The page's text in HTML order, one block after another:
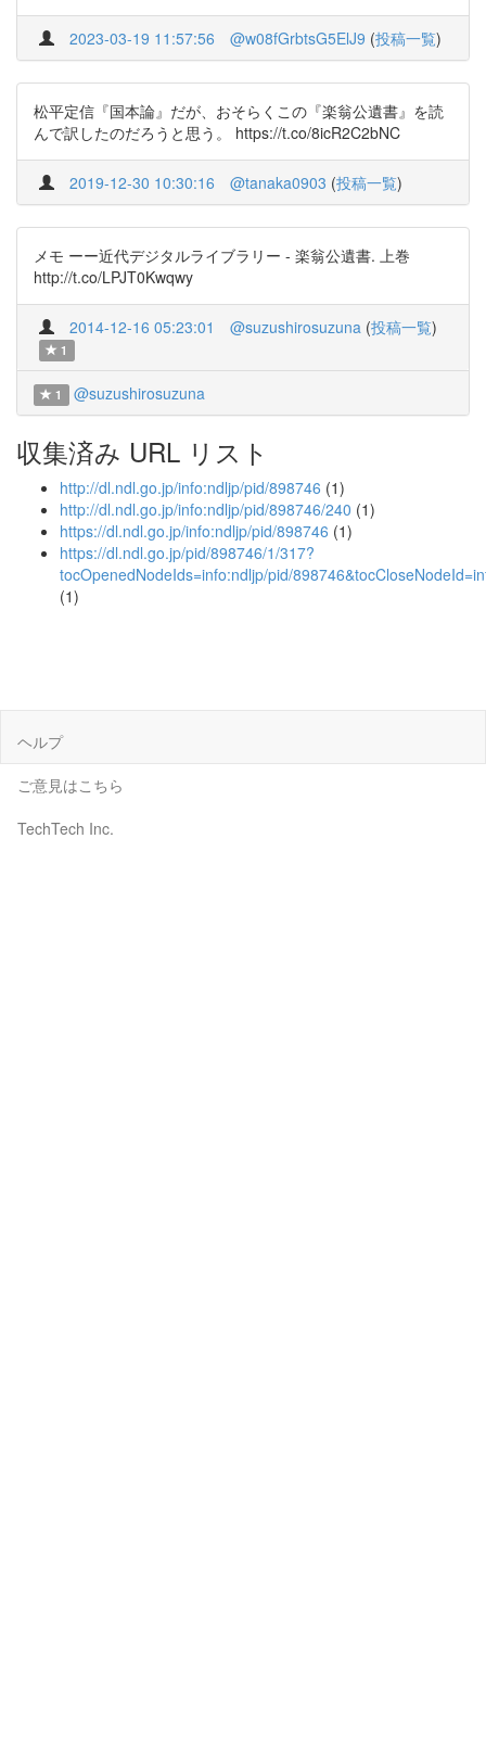
2023-03-19 11:57:56 @w08fGrbtsG5ElJ9 (投稿一覧)
松平定信『国本論』だが、おそらくこの『楽翁公遺書』を読
んで訳したのだろうと思う。 https://t.co/8icR2C2bNC
2019-12-30 10:30:16 @tanaka0903 (投稿一覧)
メモ ーー近代デジタルライブラリー - 楽翁公遺書. 上巻
http://t.co/LPJT0Kwqwy
2014-12-16 05:23:01 @suzushirosuzuna (投稿一覧)
1
1 @suzushirosuzuna
収集済み URL リスト
http://dl.ndl.go.jp/info:ndljp/pid/898746 (1)
http://dl.ndl.go.jp/info:ndljp/pid/898746/240 (1)
https://dl.ndl.go.jp/info:ndljp/pid/898746 (1)
https://dl.ndl.go.jp/pid/898746/1/317?
tocOpenedNodeIds=info:ndljp/pid/
(1)
ヘルプ
ご意見はこちら
TechTech Inc.